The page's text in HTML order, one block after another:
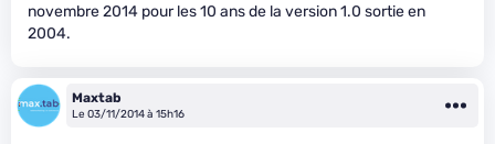
novembre 2014 pour les 10 ans de la version 1.0 sortie en
2004.
Maxtab
Le 03/11/2014 à 15h16